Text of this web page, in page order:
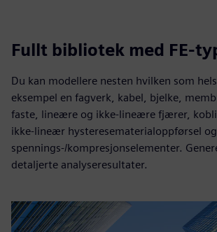
Fullt bibliotek med FE-
Du kan modellere nesten hvilken som
eksempel en fagverk, kabel, bjelke,
faste, lineære og ikke-lineære fjærer,
ikke-lineær hysteresematerialoppførsel
spennings-/kompresjonselementer.
detaljerte analyseresultater.